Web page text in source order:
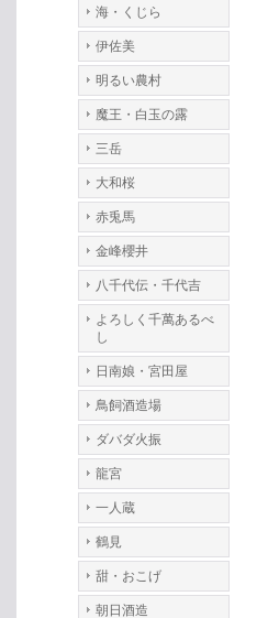
海・くじら
伊佐美
明るい農村
魔王・白玉の露
三岳
大和桜
赤兎馬
金峰櫻井
八千代伝・千代吉
よろしく千萬あるべ
し
日南娘・宮田屋
鳥飼酒造場
ダバダ火振
龍宮
一人蔵
鶴見
甜・おこげ
朝日酒造